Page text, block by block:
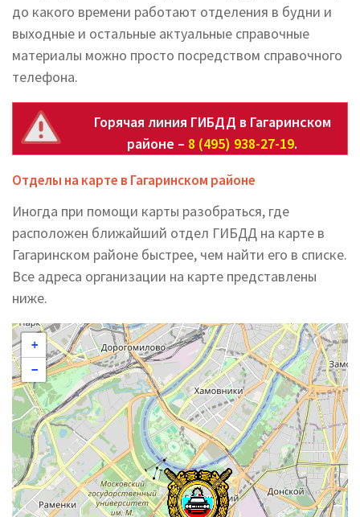
до какого времени работают отделения в будни и
выходные и остальные актуальные справочные
материалы можно просто посредством справочного
телефона.
Горячая линия ГИБДД в Гагаринском
районе – 8 (495) 938-27-19.
Отделы на карте в Гагаринском районе
Иногда при помощи карты разобраться, где
расположен ближайший отдел ГИБДД на карте в
Гагаринском районе быстрее, чем найти его в списке.
Все адреса организации на карте представлены
ниже.
+
−